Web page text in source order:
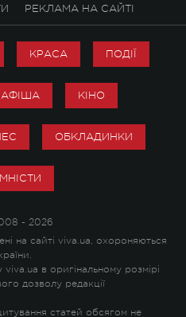
РЕКЛАМА НА САЙТІ
КРАСА ПОДІЇ
АФІША КІНО
ОБКЛАДИНКИ
- 2026
на сайті viva.ua, охороняються
в оригінальному розмірі
дозволу редакції
статей обсягом не